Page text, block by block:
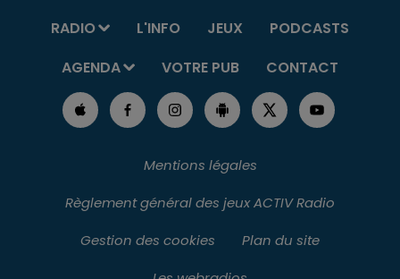
RADIO L'INFO JEUX
PODCASTS
AGENDA
VOTRE PUB CONTACT
Mentions légales
Règlement général des jeux ACTIV Radio
Gestion des cookies
Plan du site